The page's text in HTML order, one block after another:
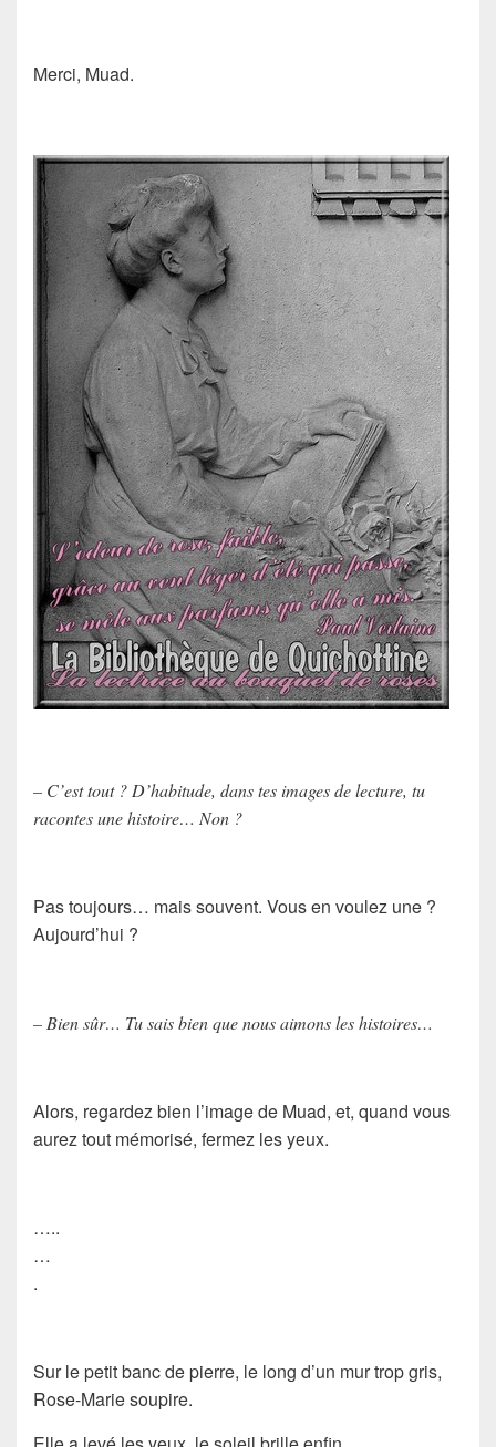
Merci, Muad.
– C’est tout ? D’habitude, dans tes images de lecture, tu
racontes une histoire… Non ?
Pas toujours… mais souvent. Vous en voulez une ?
Aujourd’hui ?
– Bien sûr… Tu sais bien que nous aimons les histoires…
Alors, regardez bien l’image de Muad, et, quand vous
aurez tout mémorisé, fermez les yeux.
…..
…
.
Sur le petit banc de pierre, le long d’un mur trop gris,
Rose-Marie soupire.